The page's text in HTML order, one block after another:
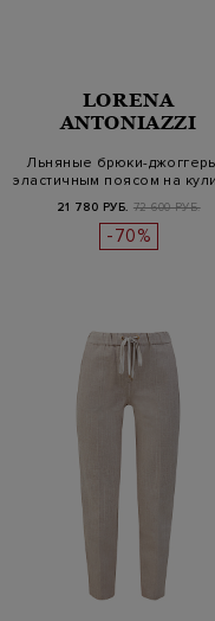
LORENA
ANTONIAZZI
Льняные брюки-
эластичным поясом на
21 780 РУБ. 72 600 РУБ.
-70%